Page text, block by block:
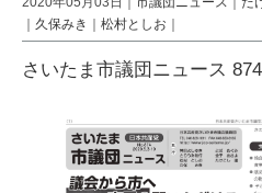
久保みき 松村としお
さいたま市議団ニュース